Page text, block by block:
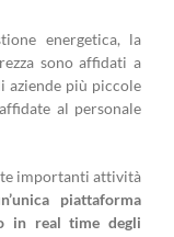
energetica, la
sono affidati a
aziende più piccole
al personale
importanti attività
piattaforma
in real time degli